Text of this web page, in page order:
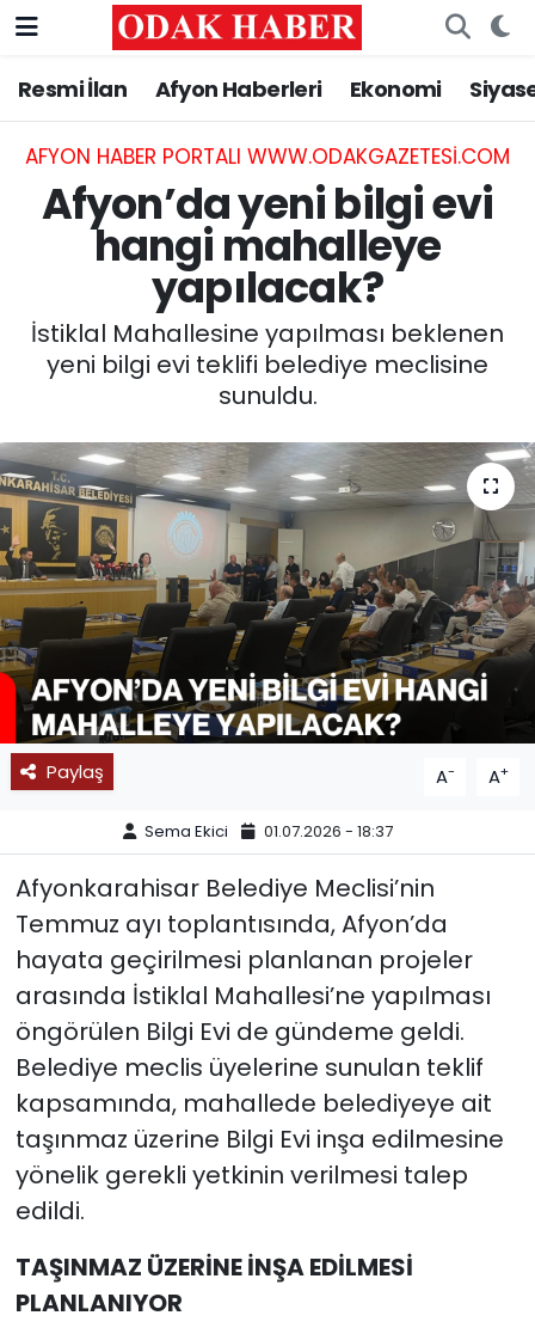
Resmi İlan Afyon Haberleri Ekonomi
AFYON HABER PORTALI WWW.ODAKGAZETESI.COM
Afyon’da yeni bilgi evi
hangi mahalleye
yapılacak?
İstiklal Mahallesine yapılması beklenen
yeni bilgi evi teklifi belediye meclisine
sunuldu.
Paylaş A- A+
Sema Ekici 01.07.2026 - 18:37
Afyonkarahisar Belediye Meclisi’nin
Temmuz ayı toplantısında, Afyon’da
hayata geçirilmesi planlanan projeler
arasında İstiklal Mahallesi’ne yapılması
öngörülen Bilgi Evi de gündeme geldi.
Belediye meclis üyelerine sunulan teklif
kapsamında, mahallede belediyeye ait
taşınmaz üzerine Bilgi Evi inşa edilmesine
yönelik gerekli yetkinin verilmesi talep
edildi.
TAŞINMAZ ÜZERİNE İNŞA EDİLMESİ
PLANLANIYOR
AFYONKARAHİSAR HABERLERİ
Resmi İlan
ASAYİŞ
SİYASET
MAGAZİN
SAĞLIK
SPOR
11:11 MANŞET
Afyonkarahisar Nöbetçi Eczaneler
Afyonkarahisar Hava Durumu
Afyonkarahisar Namaz Vakitleri
Afyonkarahisar Trafik Yoğunluk Haritası
Süper Lig Puan Durumu ve Fikstür
Tüm Manşetler
Son Dakika Haberleri
Haber Arşivi